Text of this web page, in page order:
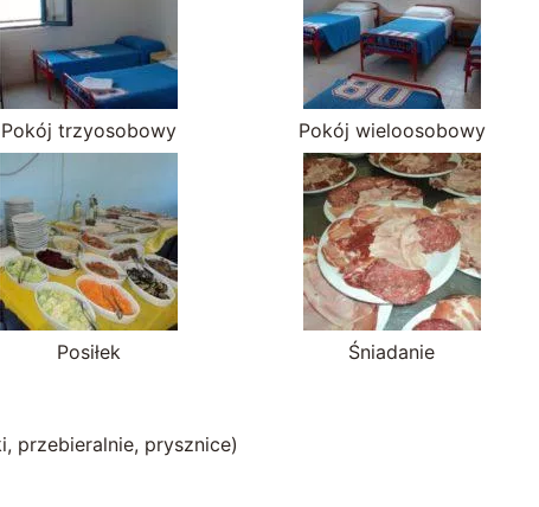
Pokój trzyosobowy Pokój wieloosobowy
Posiłek Śniadanie
przebieralnie, prysznice)